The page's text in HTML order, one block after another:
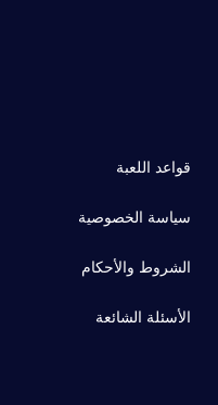
قواعد اللعبة
سياسة الخصوصية
الشروط والأحكام
الأسئلة الشائعة